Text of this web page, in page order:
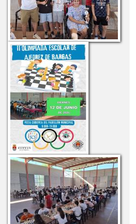
YOGA EN 3 AÑOS INFANTIL
ACTIVIDADES CURSO 2023-24
ACTIVIDADES CURSO 2025-26
ACTIVIDADES DEL TERCER
TRIMESTRE
ACTIVIDADES FIN DE CURSO
ADMISIÓN CURSO 2025-26.
PUBLICACIÓN BAREMO PROVISIONAL
ADMISIÓN CURSO 2026-2027
ADMISIÓN CURSO 2026-2027
ADVENTRIX 3º Y 4º DE PRIMARIA
BANCO DE LIBROS
BURPEE CHALLENGE CARNAVAL
CARNAVAL 2019 CARNAVAL 2020